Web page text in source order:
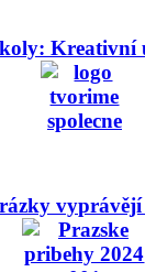
Kreativní